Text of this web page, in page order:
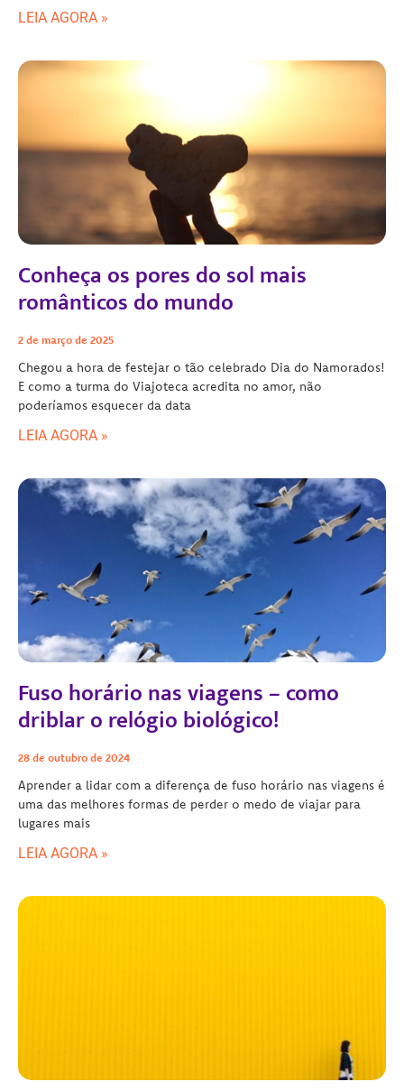
LEIA AGORA »
Conheça os pores do sol mais
românticos do mundo
2 de março de 2025
Chegou a hora de festejar o tão celebrado Dia do Namorados!
E como a turma do Viajoteca acredita no amor, não
poderíamos esquecer da data
LEIA AGORA »
Fuso horário nas viagens – como
driblar o relógio biológico!
28 de outubro de 2024
Aprender a lidar com a diferença de fuso horário nas viagens é
uma das melhores formas de perder o medo de viajar para
lugares mais
LEIA AGORA »